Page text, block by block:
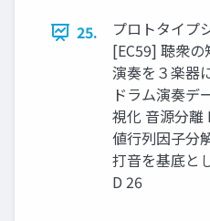
25.
プロトタイプ
[EC59] 聴衆
演奏を３楽器
ドラム演奏デ
視化 音源分離
値行列因子分
打音を基底と
D 26